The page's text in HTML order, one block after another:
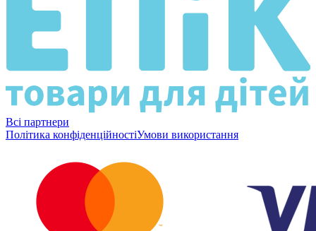
Всі партнери
Політика конфіденційностіУмови використання